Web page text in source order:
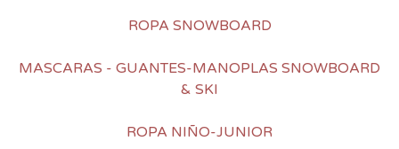
ROPA SNOWBOARD
MASCARAS - GUANTES-MANOPLAS SNOWBOARD
& SKI
ROPA NIÑO-JUNIOR